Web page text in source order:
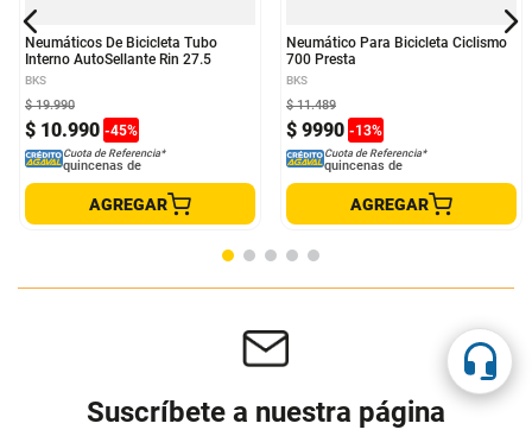
Neumáticos De Bicicleta Tubo
Interno AutoSellante Rin 27.5
BKS
$ 10.990 -45%
$ 19.990
Cuota de Referencia*
quincenas de
AGREGAR
Neumático Para Bicicleta Ciclismo
700 Presta
BKS
$ 9990 -13%
$ 11.489
Cuota de Referencia*
quincenas de
AGREGAR
Suscríbete a nuestra página